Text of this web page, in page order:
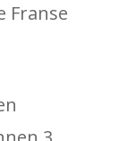
Franse